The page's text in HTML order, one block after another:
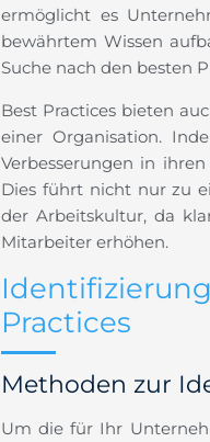
ermöglicht es
bewährtem Wissen
Suche nach den besten
Best Practices bieten
einer Organisation.
Verbesserungen in
Dies führt nicht nur zu
der Arbeitskultur, da
Mitarbeiter erhöhen.
Practices
Methoden zur
Um die für Ihr